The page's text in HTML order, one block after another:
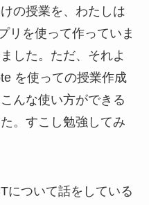
の授業を、わたしは
リを使って作っていま
した。ただ、それよ
を使っての授業作成
んな使い方ができる
。すこし勉強してみ
について話をしている